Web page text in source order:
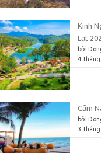
Kinh
Lạt
bởi
4
Cẩm
bởi
3